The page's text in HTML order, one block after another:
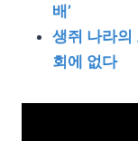
배’
생쥐 나라의
회에 없다